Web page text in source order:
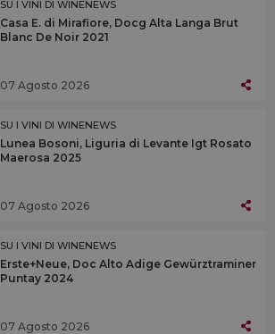
SU I VINI DI WINENEWS
Casa E. di Mirafiore, Docg Alta Langa Brut
Blanc De Noir 2021
07 Agosto 2026
SU I VINI DI WINENEWS
Lunea Bosoni, Liguria di Levante Igt Rosato
Maerosa 2025
07 Agosto 2026
SU I VINI DI WINENEWS
Erste+Neue, Doc Alto Adige Gewürztraminer
Puntay 2024
07 Agosto 2026